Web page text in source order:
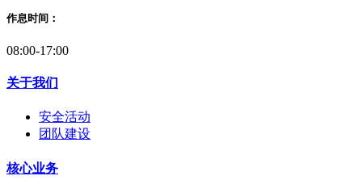
作息时间：
08:00-17:00
关于我们
安全活动
团队建设
核心业务